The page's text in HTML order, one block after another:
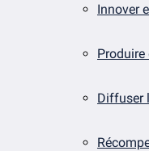
Innover
Diffuser